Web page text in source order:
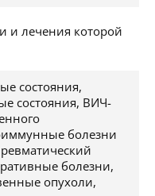
и лечения которой
состояния,
состояния, ВИЧ-
болезни
болезни,
опухоли,